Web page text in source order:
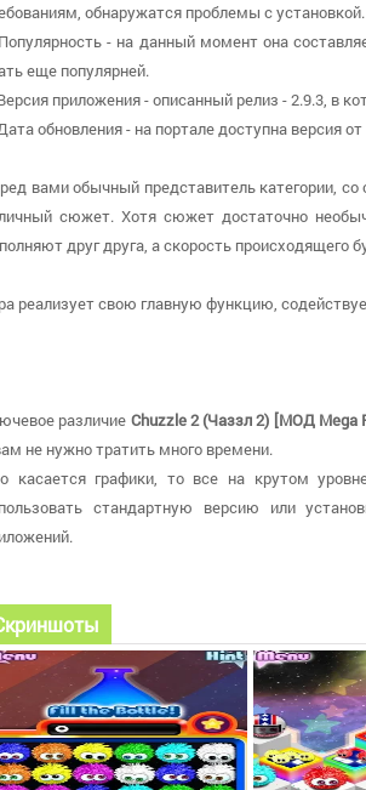
обнаружатся проблемы с установкой.
- на данный момент она
еще популярней.
приложения - описанный релиз - 2.9.3, в
обновления - на портале доступна версия
вами обычный представитель категории,
сюжет. Хотя сюжет достаточно
друг друга, а скорость происходящего
реализует свою главную функцию,
различие Chuzzle 2 (Чаззл 2) [МОД Mega
не нужно тратить много времени.
касается графики, то все на крутом
стандартную версию или